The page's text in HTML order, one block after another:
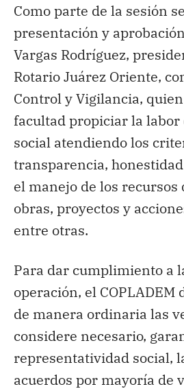
Como parte de la sesión
presentación y
Vargas Rodríguez,
Rotario Juárez Oriente,
Control y Vigilancia,
facultad propiciar la
social atendiendo los
transparencia,
el manejo de los recursos
obras, proyectos y
entre otras.
Para dar cumplimiento a
operación, el
de manera ordinaria las
considere necesario,
representatividad social,
acuerdos por mayoría de